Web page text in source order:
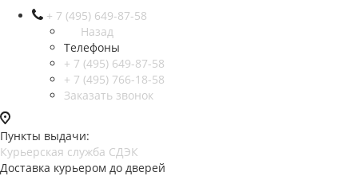
+ 7 (495) 649-87-58
Назад
Телефоны
+ 7 (495) 649-87-58
+ 7 (495) 766-18-58
Заказать звонок
Пункты выдачи:
Курьерская служба СДЭК
Доставка курьером до дверей